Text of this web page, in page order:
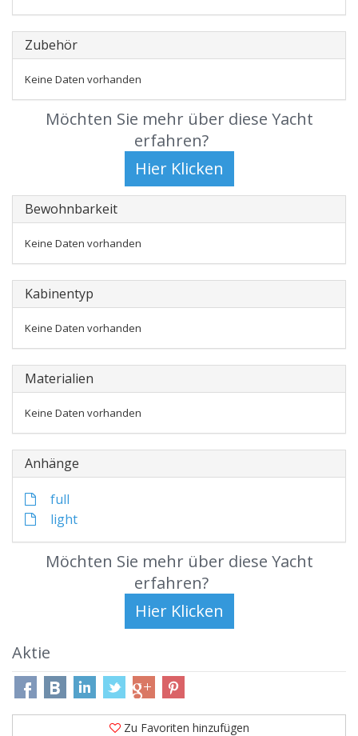
Zubehör
Keine Daten vorhanden
Möchten Sie mehr über diese Yacht
erfahren?
Bewohnbarkeit
Keine Daten vorhanden
Kabinentyp
Keine Daten vorhanden
Materialien
Keine Daten vorhanden
Anhänge
full
light
Möchten Sie mehr über diese Yacht
erfahren?
Aktie
Zu Favoriten hinzufügen